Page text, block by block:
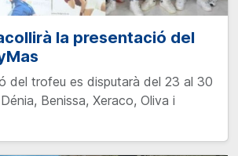
la presentació del
del trofeu es disputarà del 23 al 30
Benissa, Xeraco, Oliva i